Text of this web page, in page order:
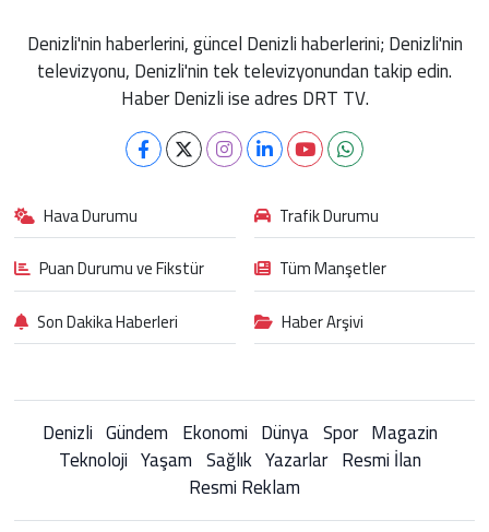
Denizli'nin haberlerini, güncel Denizli haberlerini; Denizli'nin
televizyonu, Denizli'nin tek televizyonundan takip edin.
Haber Denizli ise adres DRT TV.
Hava Durumu
Trafik Durumu
Puan Durumu ve Fikstür
Tüm Manşetler
Son Dakika Haberleri
Haber Arşivi
Denizli Gündem Ekonomi Dünya Spor Magazin
Teknoloji Yaşam Sağlık Yazarlar Resmi İlan
Resmi Reklam